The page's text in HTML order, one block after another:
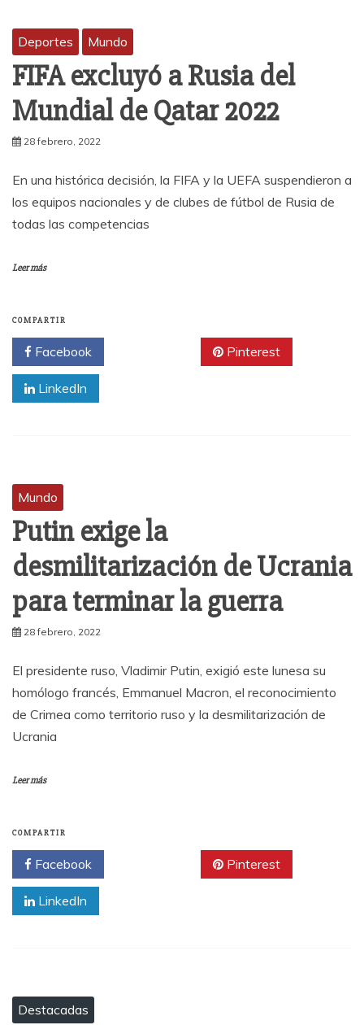
Deportes Mundo
FIFA excluyó a Rusia del
Mundial de Qatar 2022
28 febrero, 2022
En una histórica decisión, la FIFA y la UEFA suspendieron a
los equipos nacionales y de clubes de fútbol de Rusia de
todas las competencias
Leer más
COMPARTIR
Facebook Pinterest
LinkedIn
Mundo
Putin exige la
desmilitarización de Ucrania
para terminar la guerra
28 febrero, 2022
El presidente ruso, Vladimir Putin, exigió este lunesa su
homólogo francés, Emmanuel Macron, el reconocimiento
de Crimea como territorio ruso y la desmilitarización de
Ucrania
Leer más
COMPARTIR
Facebook Pinterest
LinkedIn
Destacadas